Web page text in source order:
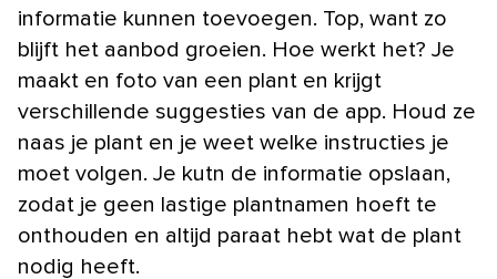
informatie kunnen toevoegen. Top, want zo
blijft het aanbod groeien. Hoe werkt het? Je
maakt en foto van een plant en krijgt
verschillende suggesties van de app. Houd ze
naas je plant en je weet welke instructies je
moet volgen. Je kutn de informatie opslaan,
zodat je geen lastige plantnamen hoeft te
onthouden en altijd paraat hebt wat de plant
nodig heeft.